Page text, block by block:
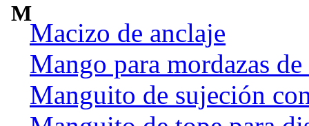
M
Macizo de anclaje
Mango para mordazas de
Manguito de sujeción